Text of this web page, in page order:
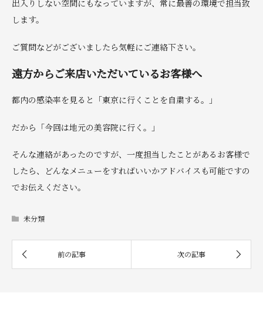
出入りしない空間にもなっていますが、常に最善の環境で担当致
します。
ご質問などがございましたら気軽にご連絡下さい。
遠方からご来店いただいているお客様へ
都内の感染率を見ると「東京に行くことを自粛する。」
だから「今回は地元の美容院に行く。」
そんな連絡があったのですが、一度担当したことがあるお客様で
したら、どんなメニューをすればいいかアドバイスも可能ですの
でお伝えください。
未分類